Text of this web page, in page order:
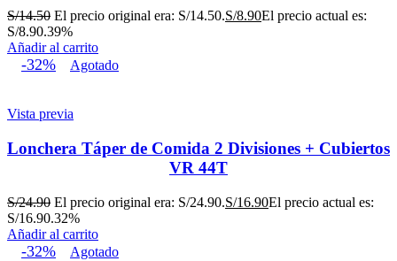
S/14.50 El precio original era: S/14.50.S/8.90El precio actual es:
S/8.90.39%
Añadir al carrito
-32% Agotado
Vista previa
Lonchera Táper de Comida 2 Divisiones + Cubiertos
VR 44T
S/24.90 El precio original era: S/24.90.S/16.90El precio actual es:
S/16.90.32%
Añadir al carrito
-32% Agotado